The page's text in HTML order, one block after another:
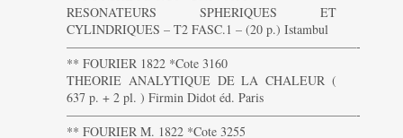
RESONATEURS SPHERIQUES ET
CYLINDRIQUES – T2 FASC.1 – (20 p.) Istambul
———————————————————————-
** FOURIER 1822 *Cote 3160
THEORIE ANALYTIQUE DE LA CHALEUR (
637 p. + 2 pl. ) Firmin Didot éd. Paris
———————————————————————-
** FOURIER M. 1822 *Cote 3255